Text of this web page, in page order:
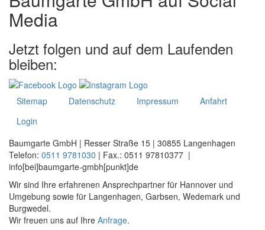
Media
Jetzt folgen und auf dem Laufenden
bleiben:
Sitemap Datenschutz Impressum
Anfahrt
Login
Baumgarte GmbH | Resser Straße 15 | 30855 Langenhagen
Telefon: 0511 9781030 | Fax.: 0511 97810377 |
info[bei]baumgarte-gmbh[punkt]de
Wir sind Ihre erfahrenen Ansprechpartner für Hannover und
Umgebung sowie für Langenhagen, Garbsen, Wedemark und
Burgwedel.
Wir freuen uns auf Ihre Anfrage.